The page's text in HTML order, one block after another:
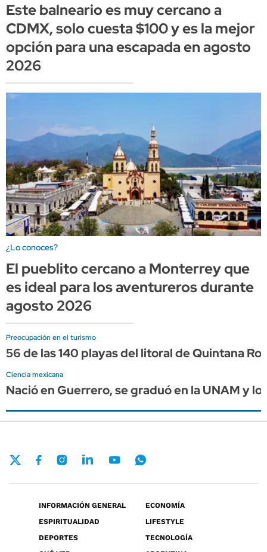
Este balneario es muy cercano a
CDMX, solo cuesta $100 y es la mejor
opción para una escapada en agosto
2026
¿Lo conoces?
El pueblito cercano a Monterrey que
es ideal para los aventureros durante
agosto 2026
Preocupación en el turismo
56 de las 140 playas del litoral de Quintana
Ciencia mexicana
Nació en Guerrero, se graduó en la UNAM y
INFORMACIÓN GENERAL
ECONOMÍA
ESPIRITUALIDAD
LIFESTYLE
DEPORTES
TECNOLOGÍA